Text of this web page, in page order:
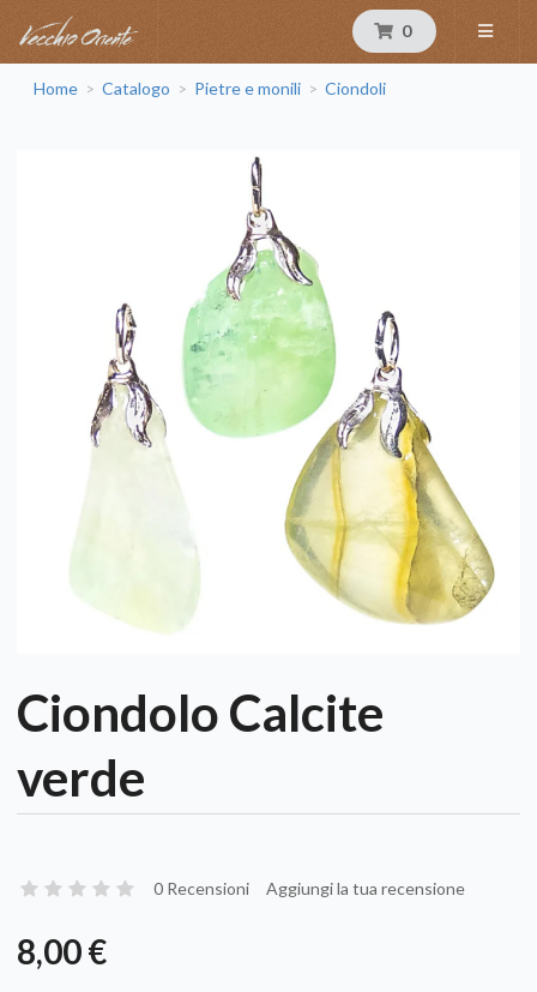
0
Home > Catalogo > Pietre e monili > Ciondoli
Ciondolo Calcite
verde
0 Recensioni Aggiungi la tua recensione
8,00 €